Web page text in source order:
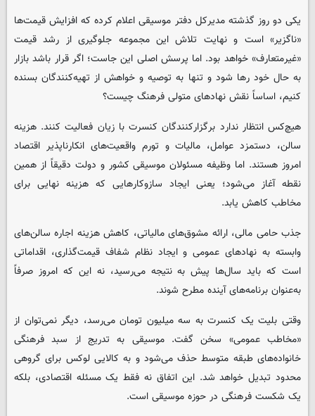
یکی دو روز گذشته مدیرکل دفتر موسیقی اعلام کرده که افزایش قیمت‌ها
«ناگزیر» است و نهایت تلاش این مجموعه جلوگیری از رشد قیمت
«غیرمتعارف» خواهد بود. اما پرسش اصلی این جاست؛ اگر قرار باشد بازار
به حال خود رها شود و تنها به توصیه و خواهش از تهیه‌کنندگان بسنده
کنیم، اساساً نقش نهادهای متولی فرهنگ چیست؟
هیچ‌کس انتظار ندارد برگزارکنندگان کنسرت با زیان فعالیت کنند. هزینه
سالن، دستمزد عوامل، مالیات و تورم واقعیت‌های انکارناپذیر اقتصاد
امروز هستند. اما وظیفه مسئولان موسیقی کشور و دولت دقیقاً از همین
نقطه آغاز می‌شود؛ یعنی ایجاد سازوکارهایی که هزینه نهایی برای
مخاطب کاهش یابد.
جذب حامی مالی، ارائه مشوق‌های مالیاتی، کاهش هزینه اجاره سالن‌های
وابسته به نهادهای عمومی و ایجاد نظام شفاف قیمت‌گذاری، اقداماتی
است که باید سال‌ها پیش به نتیجه می‌رسید، نه این که امروز صرفاً
به‌عنوان برنامه‌های آینده مطرح شوند.
وقتی بلیت یک کنسرت به سه میلیون تومان می‌رسد، دیگر نمی‌توان از
«مخاطب عمومی» سخن گفت. موسیقی به تدریج از سبد فرهنگی
خانواده‌های طبقه متوسط حذف می‌شود و به کالایی لوکس برای گروهی
محدود تبدیل خواهد شد. این اتفاق نه فقط یک مسئله اقتصادی، بلکه
یک شکست فرهنگی در حوزه موسیقی است.